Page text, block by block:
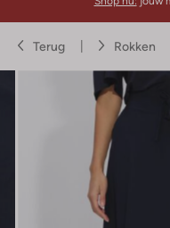
Terug Rokken